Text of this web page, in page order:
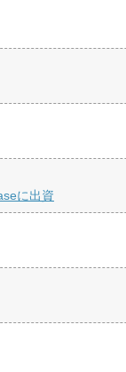
に出資